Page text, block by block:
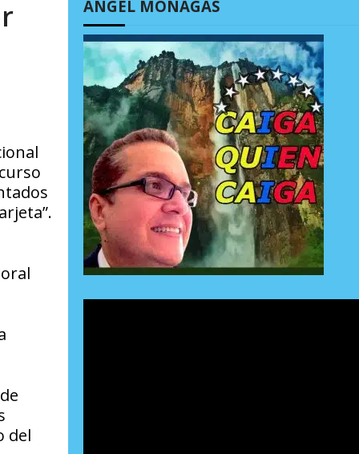
del
ÁNGEL MONAGAS